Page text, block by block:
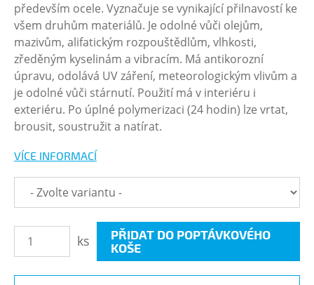
především ocele. Vyznačuje se vynikající přilnavostí ke
všem druhům materiálů. Je odolné vůči olejům,
mazivům, alifatickým rozpouštědlům, vlhkosti,
zředěným kyselinám a vibracím. Má antikorozní
úpravu, odolává UV záření, meteorologickým vlivům a
je odolné vůči stárnutí. Použití má v interiéru i
exteriéru. Po úplné polymerizaci (24 hodin) lze vrtat,
brousit, soustružit a natírat.
VÍCE INFORMACÍ
ks
PŘIDAT DO POPTÁVKOVÉHO
KOŠE